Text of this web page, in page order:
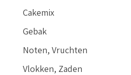
Cakemix
Gebak
Noten, Vruchten
Vlokken, Zaden